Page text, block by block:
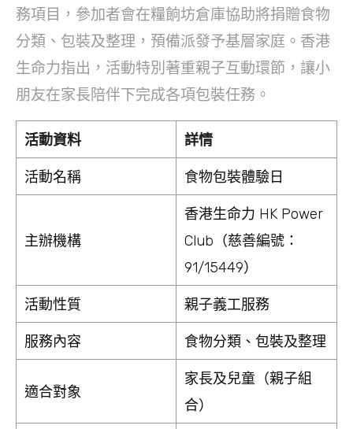
務項目，參加者會在糧餉坊倉庫協助將捐贈食物
分類、包裝及整理，預備派發予基層家庭。香港
生命力指出，活動特別著重親子互動環節，讓小
朋友在家長陪伴下完成各項包裝任務。
活動資料 詳情
活動名稱 食物包裝體驗日
主辦機構
香港生命力 HK Power
Club（慈善編號：
91/15449）
活動性質 親子義工服務
服務內容 食物分類、包裝及整理
適合對象
家長及兒童（親子組
合）